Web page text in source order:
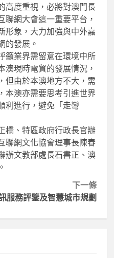
高度重視，必將對澳門長
網大會這一重要平台，
形象，大力加強與中外嘉
的發展。
籲業界需留意在環境中所
現時電貿的發展情況，
但由於本澳地方不大，需
本澳亦需要思考引進世界
利進行，避免「走彎
橋、特區政府行政長官辦
聯網文化協會理事長陳春
辦文教部處長石書正、澳
下一條
服務評鑒及智慧城市規劃